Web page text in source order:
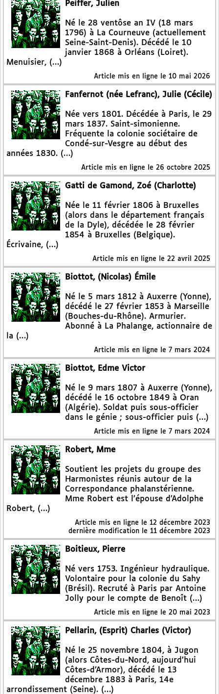
Peiffer, Julien
Né le 28 ventôse an IV (18 mars
1796) à La Courneuve (actuellement
Seine-Saint-Denis). Décédé le 10
janvier 1868 à Orléans (Loiret).
Menuisier, (…)
Article mis en ligne le 10 mai 2026
Fanfernot (née Lefranc), Julie (Cécile)
Née vers 1801. Décédée à Paris, le 29
mars 1837. Saint-simonienne.
Fréquente la colonie sociétaire de
Condé-sur-Vesgre au début des
années 1830. (…)
Article mis en ligne le 26 octobre 2025
Gatti de Gamond, Zoé (Charlotte)
Née le 11 février 1806 à Bruxelles
(alors dans le département français
de la Dyle), décédée le 28 février
1854 à Bruxelles (Belgique).
Écrivaine, (…)
Article mis en ligne le 22 avril 2025
Biottot, (Nicolas) Émile
Né le 5 mars 1812 à Auxerre (Yonne),
décédé le 27 février 1853 à Marseille
(Bouches-du-Rhône). Armurier.
Abonné à La Phalange, actionnaire de
la (…)
Article mis en ligne le 7 mars 2024
Biottot, Edme Victor
Né le 9 mars 1807 à Auxerre (Yonne),
décédé le 16 octobre 1849 à Oran
(Algérie). Soldat puis sous-officier
dans le génie ; sous-officier puis (…)
Article mis en ligne le 7 mars 2024
Robert, Mme
Soutient les projets du groupe des
Harmonistes réunis autour de la
Correspondance phalanstérienne.
Mme Robert est l’épouse d’Adolphe
Robert, (…)
Article mis en ligne le 12 décembre 2023
dernière modification le 11 décembre 2023
Boitieux, Pierre
Né vers 1753. Ingénieur hydraulique.
Volontaire pour la colonie du Sahy
(Brésil). Recruté à Paris par Antoine
Jolly pour le compte de Benoît (…)
Article mis en ligne le 20 mai 2023
Pellarin, (Esprit) Charles (Victor)
Né le 25 novembre 1804, à Jugon
(alors Côtes-du-Nord, aujourd’hui
Côtes-d’Armor), décédé le 13
décembre 1883 à Paris, 14e
arrondissement (Seine). (…)